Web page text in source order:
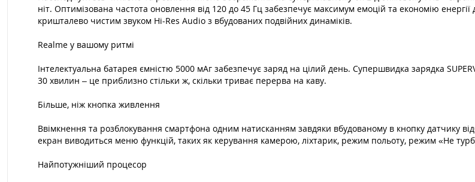
ніт. Оптимізована частота оновлення від 120 до 45 Гц забезпечує максимум емоцій та економію
кришталево чистим звуком Hi-Res Audio з вбудованих подвійних динаміків.
Realme у вашому ритмі
Інтелектуальна батарея ємністю 5000 мАг забезпечує заряд на цілий день. Супершвидка зарядка
30 хвилин – це приблизно стільки ж, скільки триває перерва на каву.
Більше, ніж кнопка живлення
Ввімкнення та розблокування смартфона одним натисканням завдяки вбудованому в кнопку датчику
екран виводиться меню функцій, таких як керування камерою, ліхтарик, режим польоту, режим «Не
Найпотужніший процесор